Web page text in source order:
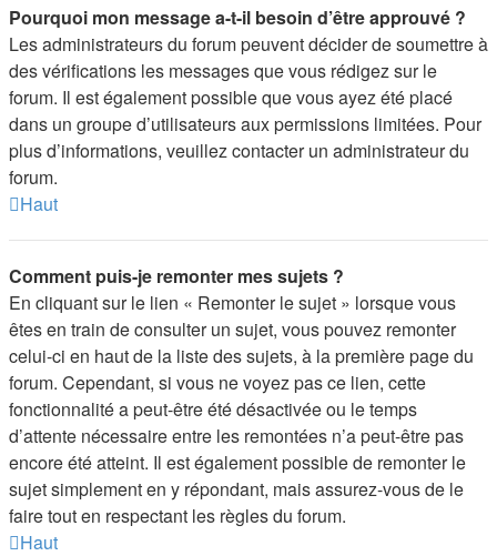
Pourquoi mon message a-t-il besoin d’être approuvé ?
Les administrateurs du forum peuvent décider de soumettre à
des vérifications les messages que vous rédigez sur le
forum. Il est également possible que vous ayez été placé
dans un groupe d’utilisateurs aux permissions limitées. Pour
plus d’informations, veuillez contacter un administrateur du
forum.
Haut
Comment puis-je remonter mes sujets ?
En cliquant sur le lien « Remonter le sujet » lorsque vous
êtes en train de consulter un sujet, vous pouvez remonter
celui-ci en haut de la liste des sujets, à la première page du
forum. Cependant, si vous ne voyez pas ce lien, cette
fonctionnalité a peut-être été désactivée ou le temps
d’attente nécessaire entre les remontées n’a peut-être pas
encore été atteint. Il est également possible de remonter le
sujet simplement en y répondant, mais assurez-vous de le
faire tout en respectant les règles du forum.
Haut